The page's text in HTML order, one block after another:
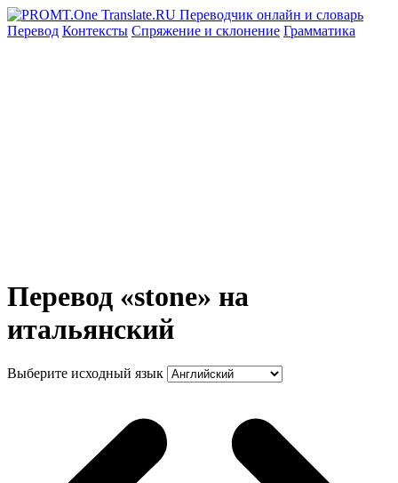
Перевод Контексты Спряжение и склонение Грамматика
Перевод «stone» на
итальянский
Выберите исходный язык